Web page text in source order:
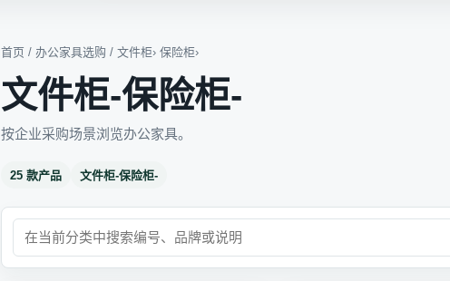
首页 / 办公家具选购 / 文件柜› 保险柜›
文件柜-保险柜-
按企业采购场景浏览办公家具。
25 款产品 文件柜-保险柜-